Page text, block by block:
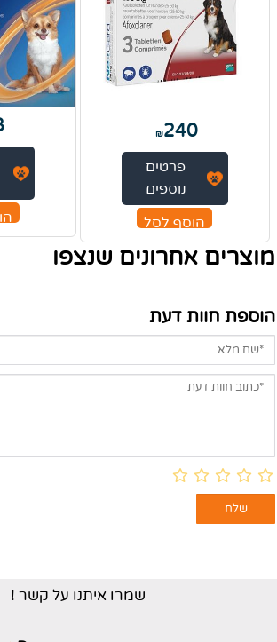
₪240
פרטים
נוספים
הוסף לסל
מוצרים אחרונים שנצפו
הוספת חוות דעת
שמרו איתנו על קשר !